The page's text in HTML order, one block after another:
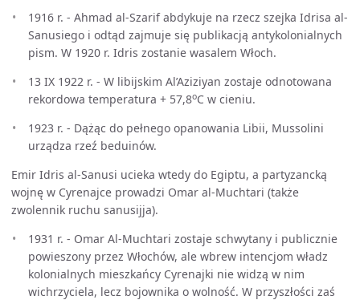
1916 r. - Ahmad al-Szarif abdykuje na rzecz szejka Idrisa al-
Sanusiego i odtąd zajmuje się publikacją antykolonialnych
pism. W 1920 r. Idris zostanie wasalem Włoch.
13 IX 1922 r. - W libijskim Al’Aziziyan zostaje odnotowana
rekordowa temperatura + 57,8oC w cieniu.
1923 r. - Dążąc do pełnego opanowania Libii, Mussolini
urządza rzeź beduinów.
Emir Idris al-Sanusi ucieka wtedy do Egiptu, a partyzancką
wojnę w Cyrenajce prowadzi Omar al-Muchtari (także
zwolennik ruchu sanusijja).
1931 r. - Omar Al-Muchtari zostaje schwytany i publicznie
powieszony przez Włochów, ale wbrew intencjom władz
kolonialnych mieszkańcy Cyrenajki nie widzą w nim
wichrzyciela, lecz bojownika o wolność. W przyszłości zaś